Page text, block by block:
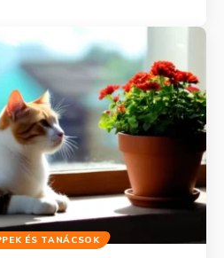
ÉS TANÁCSOK